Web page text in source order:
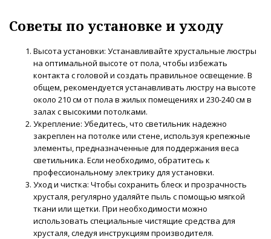
Советы по установке и уходу
Высота установки: Устанавливайте хрустальные люстры
на оптимальной высоте от пола, чтобы избежать
контакта с головой и создать правильное освещение. В
общем, рекомендуется устанавливать люстру на высоте
около 210 см от пола в жилых помещениях и 230-240 см в
залах с высокими потолками.
Укрепление: Убедитесь, что светильник надежно
закреплен на потолке или стене, используя крепежные
элементы, предназначенные для поддержания веса
светильника. Если необходимо, обратитесь к
профессиональному электрику для установки.
Уход и чистка: Чтобы сохранить блеск и прозрачность
хрусталя, регулярно удаляйте пыль с помощью мягкой
ткани или щетки. При необходимости можно
использовать специальные чистящие средства для
хрусталя, следуя инструкциям производителя.